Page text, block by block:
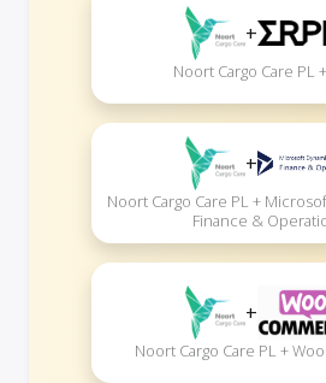
+
Noort Cargo Care PL
+
Noort Cargo Care PL +
Finance &
+
Noort Cargo Care PL +